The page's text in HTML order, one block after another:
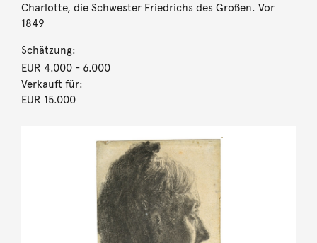
Charlotte, die Schwester Friedrichs des Großen. Vor
1849
Schätzung:
EUR 4.000- 6.000
Verkauft für:
EUR 15.000